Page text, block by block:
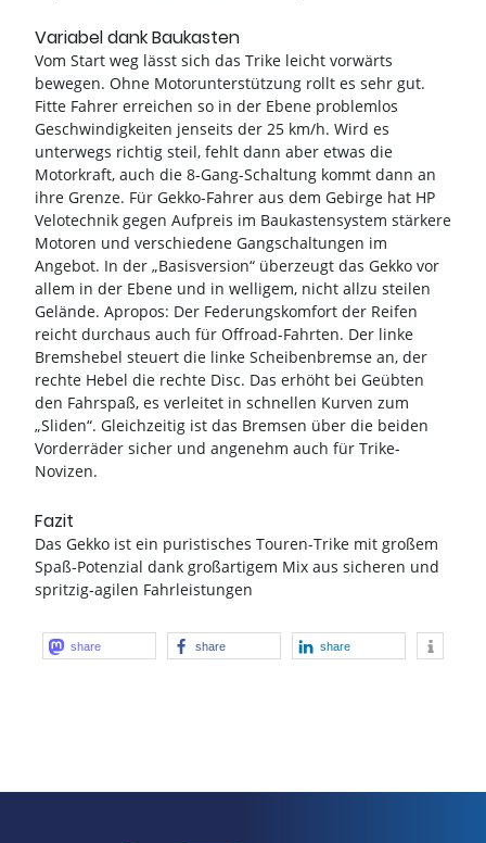
Variabel dank Baukasten
Vom Start weg lässt sich das Trike leicht vorwärts
bewegen. Ohne Motorunterstützung rollt es sehr gut.
Fitte Fahrer erreichen so in der Ebene problemlos
Geschwindigkeiten jenseits der 25 km/h. Wird es
unterwegs richtig steil, fehlt dann aber etwas die
Motorkraft, auch die 8-Gang-Schaltung kommt dann an
ihre Grenze. Für Gekko-Fahrer aus dem Gebirge hat HP
Velotechnik gegen Aufpreis im Baukastensystem stärkere
Motoren und verschiedene Gangschaltungen im
Angebot. In der „Basisversion“ überzeugt das Gekko vor
allem in der Ebene und in welligem, nicht allzu steilen
Gelände. Apropos: Der Federungskomfort der Reifen
reicht durchaus auch für Offroad-Fahrten. Der linke
Bremshebel steuert die linke Scheibenbremse an, der
rechte Hebel die rechte Disc. Das erhöht bei Geübten
den Fahrspaß, es verleitet in schnellen Kurven zum
„Sliden“. Gleichzeitig ist das Bremsen über die beiden
Vorderräder sicher und angenehm auch für Trike-
Novizen.
Fazit
Das Gekko ist ein puristisches Touren-Trike mit großem
Spaß-Potenzial dank großartigem Mix aus sicheren und
spritzig-agilen Fahrleistungen
share share share